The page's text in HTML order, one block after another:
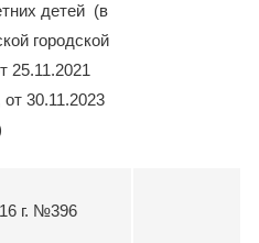
детей (в
городской
25.11.2021
30.11.2023
г. №396